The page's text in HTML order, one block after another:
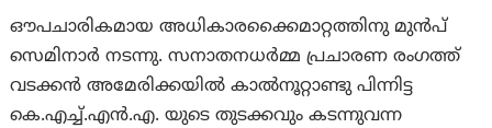
ഔപചാരികമായ അധികാരക്കൈമാറ്റത്തിനു മുൻപ്
സെമിനാർ നടന്നു. സനാതനധർമ്മ പ്രചാരണ രംഗത്ത്
വടക്കൻ അമേരിക്കയിൽ കാൽനൂറ്റാണ്ടു പിന്നിട്ട
കെ.എച്ച്.എൻ.എ. യുടെ തുടക്കവും കടന്നുവന്ന